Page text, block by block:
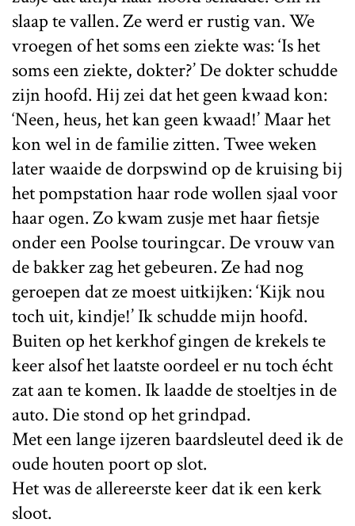
slaap te vallen. Ze werd er rustig van. We
vroegen of het soms een ziekte was: ‘Is het
soms een ziekte, dokter?’ De dokter schudde
zijn hoofd. Hij zei dat het geen kwaad kon:
‘Neen, heus, het kan geen kwaad!’ Maar het
kon wel in de familie zitten. Twee weken
later waaide de dorpswind op de kruising bij
het pompstation haar rode wollen sjaal voor
haar ogen. Zo kwam zusje met haar fietsje
onder een Poolse touringcar. De vrouw van
de bakker zag het gebeuren. Ze had nog
geroepen dat ze moest uitkijken: ‘Kijk nou
toch uit, kindje!’ Ik schudde mijn hoofd.
Buiten op het kerkhof gingen de krekels te
keer alsof het laatste oordeel er nu toch écht
zat aan te komen. Ik laadde de stoeltjes in de
auto. Die stond op het grindpad.
Met een lange ijzeren baardsleutel deed ik de
oude houten poort op slot.
Het was de allereerste keer dat ik een kerk
sloot.